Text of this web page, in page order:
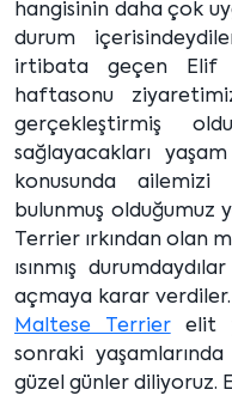
hangisinin daha çok
durum
irtibata geçen Elif
haftasonu
gerçekleştirmiş
sağlayacakları
konusunda
bulunmuş olduğumuz
Terrier ırkından olan
ısınmış
açmaya karar
Maltese Terrierelit
sonraki
güzel günler diliyoruz.